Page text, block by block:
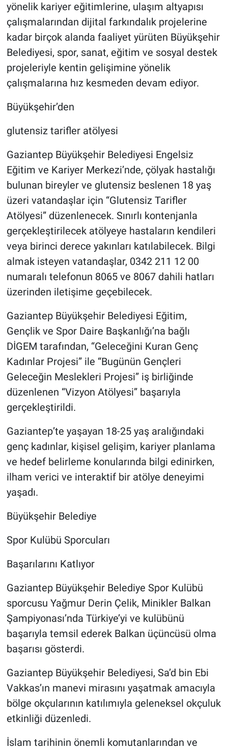
yönelik kariyer eğitimlerine, ulaşım altyapısı
çalışmalarından dijital farkındalık projelerine
kadar birçok alanda faaliyet yürüten Büyükşehir
Belediyesi, spor, sanat, eğitim ve sosyal destek
projeleriyle kentin gelişimine yönelik
çalışmalarına hız kesmeden devam ediyor.
Büyükşehir’den
glutensiz tarifler atölyesi
Gaziantep Büyükşehir Belediyesi Engelsiz
Eğitim ve Kariyer Merkezi’nde, çölyak hastalığı
bulunan bireyler ve glutensiz beslenen 18 yaş
üzeri vatandaşlar için “Glutensiz Tarifler
Atölyesi” düzenlenecek. Sınırlı kontenjanla
gerçekleştirilecek atölyeye hastaların kendileri
veya birinci derece yakınları katılabilecek. Bilgi
almak isteyen vatandaşlar, 0342 211 12 00
numaralı telefonun 8065 ve 8067 dahili hatları
üzerinden iletişime geçebilecek.
Gaziantep Büyükşehir Belediyesi Eğitim,
Gençlik ve Spor Daire Başkanlığı’na bağlı
DİGEM tarafından, “Geleceğini Kuran Genç
Kadınlar Projesi” ile “Bugünün Gençleri
Geleceğin Meslekleri Projesi” iş birliğinde
düzenlenen “Vizyon Atölyesi” başarıyla
gerçekleştirildi.
Gaziantep’te yaşayan 18-25 yaş aralığındaki
genç kadınlar, kişisel gelişim, kariyer planlama
ve hedef belirleme konularında bilgi edinirken,
ilham verici ve interaktif bir atölye deneyimi
yaşadı.
Büyükşehir Belediye
Spor Kulübü Sporcuları
Başarılarını Katlıyor
Gaziantep Büyükşehir Belediye Spor Kulübü
sporcusu Yağmur Derin Çelik, Minikler Balkan
Şampiyonası’nda Türkiye’yi ve kulübünü
başarıyla temsil ederek Balkan üçüncüsü olma
başarısı gösterdi.
Gaziantep Büyükşehir Belediyesi, Sa’d bin Ebi
Vakkas’ın manevi mirasını yaşatmak amacıyla
bölge okçularının katılımıyla geleneksel okçuluk
etkinliği düzenledi.
İslam tarihinin önemli komutanlarından ve